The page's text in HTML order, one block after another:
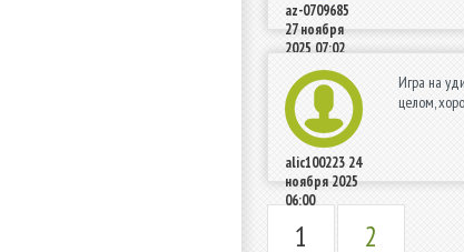
az-0709685
27 ноября
2025 07:02
alic100223 24
ноября 2025
06:00
Игра на
целом,
1 2